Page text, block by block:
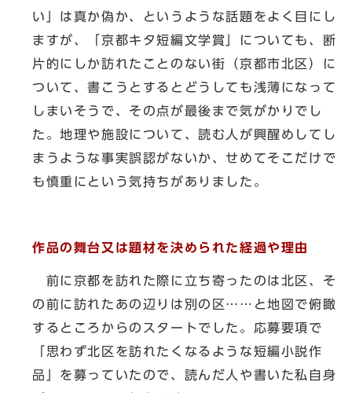
い」は真か偽か、というような話題をよく目にし
ますが、「京都キタ短編文学賞」についても、断
片的にしか訪れたことのない街（京都市北区）に
ついて、書こうとするとどうしても浅薄になって
しまいそうで、その点が最後まで気がかりでし
た。地理や施設について、読む人が興醒めしてし
まうような事実誤認がないか、せめてそこだけで
も慎重にという気持ちがありました。
作品の舞台又は題材を決められた経過や理由
前に京都を訪れた際に立ち寄ったのは北区、そ
の前に訪れたあの辺りは別の区……と地図で俯瞰
するところからのスタートでした。応募要項で
「思わず北区を訪れたくなるような短編小説作
品」を募っていたので、読んだ人や書いた私自身